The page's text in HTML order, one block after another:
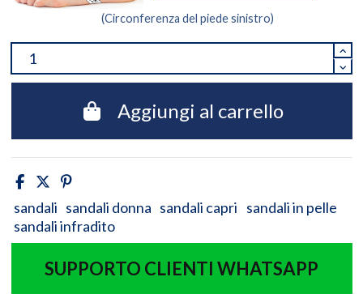
(Circonferenza del piede sinistro)
Aggiungi al carrello
sandali sandali donna sandali capri sandali in pelle
sandali infradito
SUPPORTO CLIENTI WHATSAPP